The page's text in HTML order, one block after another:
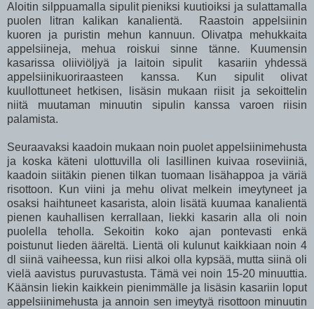
Aloitin silppuamalla sipulit pieniksi kuutioiksi ja sulattamalla
puolen litran kalikan kanalientä. Raastoin appelsiinin
kuoren ja puristin mehun kannuun. Olivatpa mehukkaita
appelsiineja, mehua roiskui sinne tänne. Kuumensin
kasarissa oliiviöljyä ja laitoin sipulit kasariin yhdessä
appelsiinikuoriraasteen kanssa. Kun sipulit olivat
kuullottuneet hetkisen, lisäsin mukaan riisit ja sekoittelin
niitä muutaman minuutin sipulin kanssa varoen riisin
palamista.
Seuraavaksi kaadoin mukaan noin puolet appelsiinimehusta
ja koska käteni ulottuvilla oli lasillinen kuivaa roseviiniä,
kaadoin siitäkin pienen tilkan tuomaan lisähappoa ja väriä
risottoon. Kun viini ja mehu olivat melkein imeytyneet ja
osaksi haihtuneet kasarista, aloin lisätä kuumaa kanalientä
pienen kauhallisen kerrallaan, liekki kasarin alla oli noin
puolella teholla. Sekoitin koko ajan pontevasti enkä
poistunut lieden ääreltä. Lientä oli kulunut kaikkiaan noin 4
dl siinä vaiheessa, kun riisi alkoi olla kypsää, mutta siinä oli
vielä aavistus puruvastusta. Tämä vei noin 15-20 minuuttia.
Käänsin liekin kaikkein pienimmälle ja lisäsin kasariin loput
appelsiinimehusta ja annoin sen imeytyä risottoon minuutin